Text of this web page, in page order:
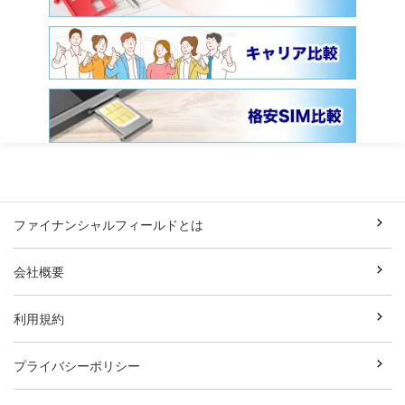
ファイナンシャルフィールドとは
会社概要
利用規約
プライバシーポリシー